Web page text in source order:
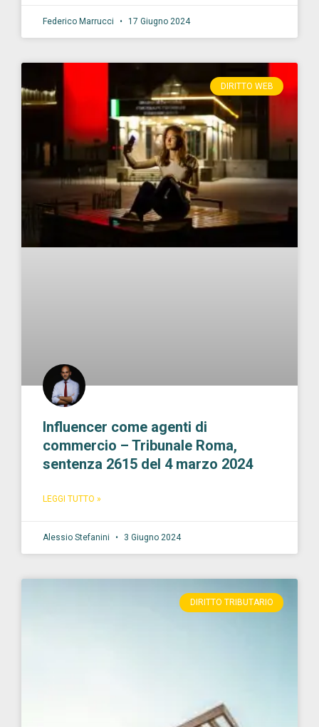
Federico Marrucci 17 Giugno 2024
DIRITTO WEB
Influencer come agenti di
commercio – Tribunale Roma,
sentenza 2615 del 4 marzo 2024
LEGGI TUTTO »
Alessio Stefanini 3 Giugno 2024
DIRITTO TRIBUTARIO